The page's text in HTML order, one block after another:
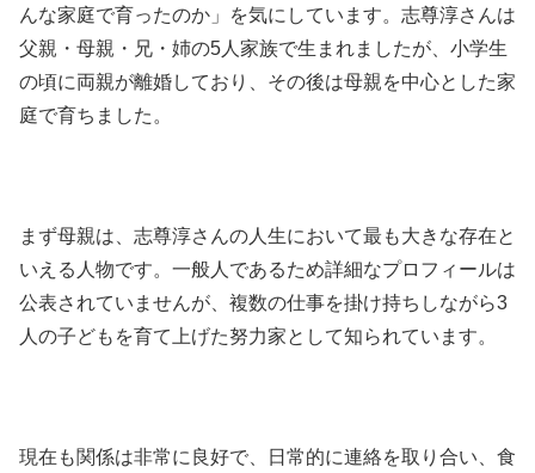
んな家庭で育ったのか」を気にしています。志尊淳さんは
父親・母親・兄・姉の5人家族で生まれましたが、小学生
の頃に両親が離婚しており、その後は母親を中心とした家
庭で育ちました。
まず母親は、志尊淳さんの人生において最も大きな存在と
いえる人物です。一般人であるため詳細なプロフィールは
公表されていませんが、複数の仕事を掛け持ちしながら3
人の子どもを育て上げた努力家として知られています。
現在も関係は非常に良好で、日常的に連絡を取り合い、食